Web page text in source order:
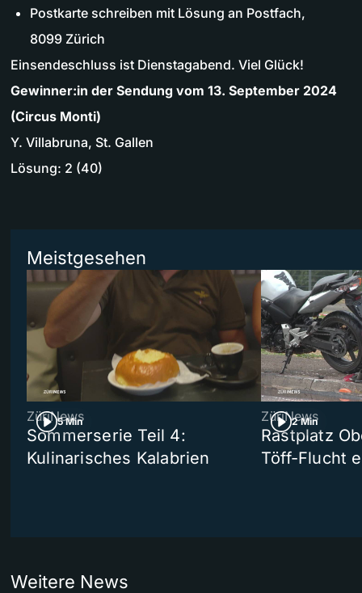
Postkarte schreiben mit Lösung an Postfach,
8099 Zürich
Einsendeschluss ist Dienstagabend. Viel Glück!
Gewinner:in der Sendung vom 13. September 2024
(Circus Monti)
Y. Villabruna, St. Gallen
Lösung: 2 (40)
Meistgesehen
5 Min
ZüriNews
Sommerserie Teil 4:
Kulinarisches Kalabrien
2 Min
ZüriNews
Rastplatz
Töff-Flucht
Weitere News